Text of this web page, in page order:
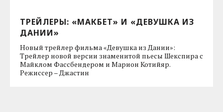
ТРЕЙЛЕРЫ: «МАКБЕТ» И «ДЕВУШКА ИЗ
ДАНИИ»
Новый трейлер фильма «Девушка из Дании»:
Трейлер новой версии знаменитой пьесы Шекспира с
Майклом Фассбендером и Марион Котийяр.
Режиссер – Джастин